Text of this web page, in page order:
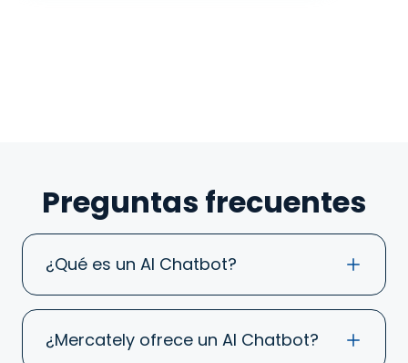
Preguntas frecuentes
¿Qué es un AI Chatbot?
¿Mercately ofrece un AI Chatbot?